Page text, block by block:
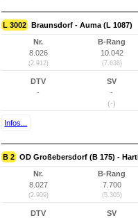
L 3002 Braunsdorf - Auma (L 1087)
Nr.
8.026
(2.912)
B-Rang
10.042
(7.638)
DTV
-
SV
-
(-)
Infos...
B 2 OD Großebersdorf (B 175) -
Nr.
8.027
(2.909)
B-Rang
7.700
(5.305)
DTV
SV